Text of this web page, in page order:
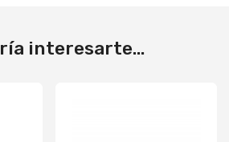
interesarte...